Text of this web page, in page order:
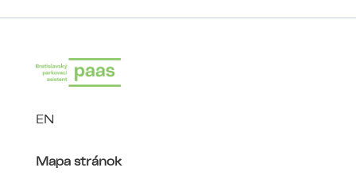
EN
Mapa stránok